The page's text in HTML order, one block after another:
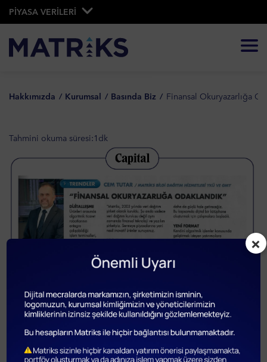
×
PİYASA VERİLERİ
Hakkımızda Kurumsal Basında Biz Finansal Okuryazarlığa
Tahmini okuma süresi:1dk